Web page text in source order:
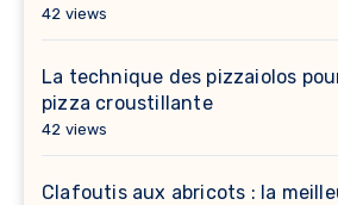
42 views
La technique des pizzaiolos
pizza croustillante
42 views
Clafoutis aux abricots : la